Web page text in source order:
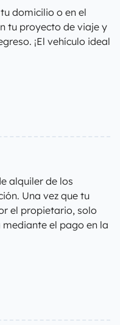
domicilio o en el
tu proyecto de viaje y
¡El vehículo ideal
alquiler de los
Una vez que tu
el propietario, solo
el pago en la